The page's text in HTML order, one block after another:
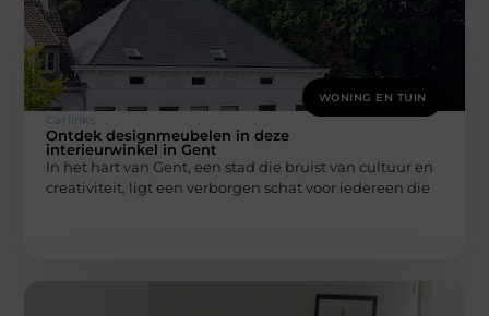
WONING EN TUIN
Carlinks
Ontdek designmeubelen in deze
interieurwinkel in Gent
In het hart van Gent, een stad die bruist van cultuur en
creativiteit, ligt een verborgen schat voor iedereen die